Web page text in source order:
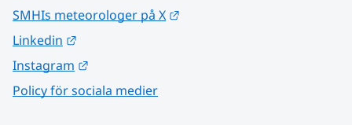
SMHIs meteorologer på X
Linkedin
Instagram
Policy för sociala medier